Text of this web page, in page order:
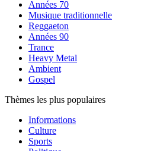
Années 70
Musique traditionnelle
Reggaeton
Années 90
Trance
Heavy Metal
Ambient
Gospel
Thèmes les plus populaires
Informations
Culture
Sports